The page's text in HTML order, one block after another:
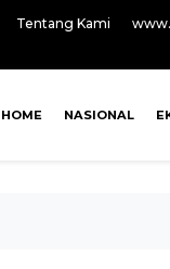
Tentang Kami
HOME NASIONAL